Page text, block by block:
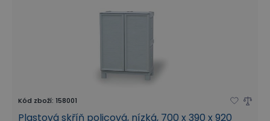
Kód zboží: 158001
Plastová skříň policová, nízká, 700 x 390 x 920